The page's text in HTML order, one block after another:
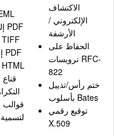
TIFF
الاكتشاف
الإلكتروني /
الأرشفة
الحفاظ على
ترويسات RFC-
822
ختم رأس/تذييل
بأسلوب Bates
توقيع رقمي
X.509